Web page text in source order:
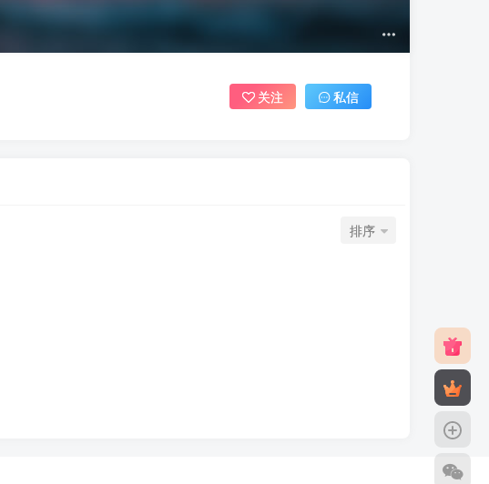
关注 私信
排序